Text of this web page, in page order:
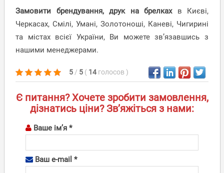
Замовити брендування, друк на брелкахв Києві,
Черкасах, Смілі, Умані, Золотоноші, Каневі, Чигирині
та містах всієї України, Ви можете зв’язавшись з
нашими менеджерами.
5 / 5 ( 14 голосов )
Є питання? Хочете зробити замовлення,
дізнатись ціни? Зв’яжіться з нами:
Ваше ім’я *
Ваш e-mail *